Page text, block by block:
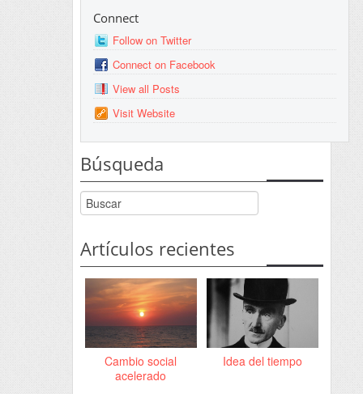
Connect
Follow on Twitter
Connect on Facebook
View all Posts
Visit Website
Búsqueda
Artículos recientes
Cambio social
acelerado
Idea del tiempo